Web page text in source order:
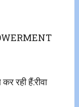
रही हैं:रीवा